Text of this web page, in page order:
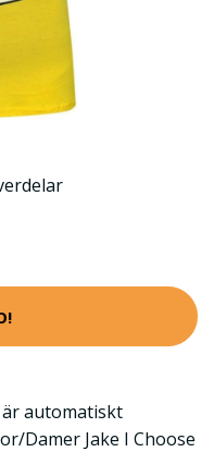
automatiskt
Damer Jake I Choose